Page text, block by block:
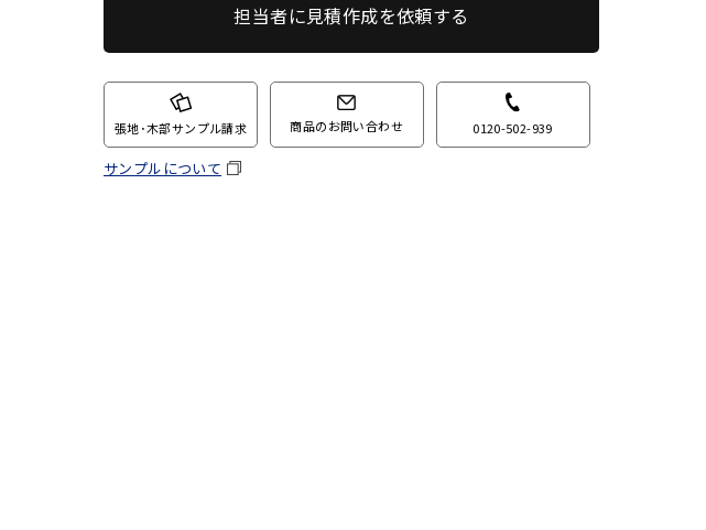
担当者に見積作成を依頼する
張地･木部サンプル請求 商品のお問い合わせ 0120-502-939
サンプルについて